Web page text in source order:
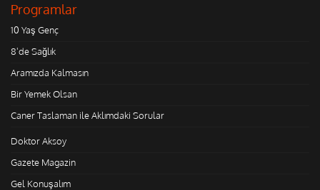
Programlar
10 Yaş Genç
8'de Sağlık
Aramızda Kalmasın
Bir Yemek Olsan
Caner Taslaman ile Aklımdaki Sorular
Doktor Aksoy
Gazete Magazin
Gel Konuşalım